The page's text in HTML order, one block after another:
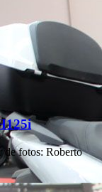
de fotos: Roberto